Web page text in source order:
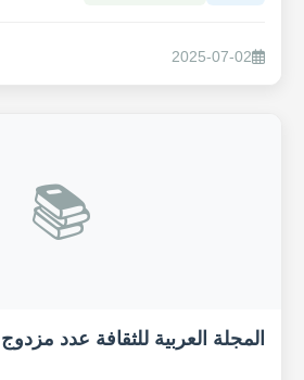
2025-07-02
📚
المجلة العربية للثقافة عدد مزدوج 69/70